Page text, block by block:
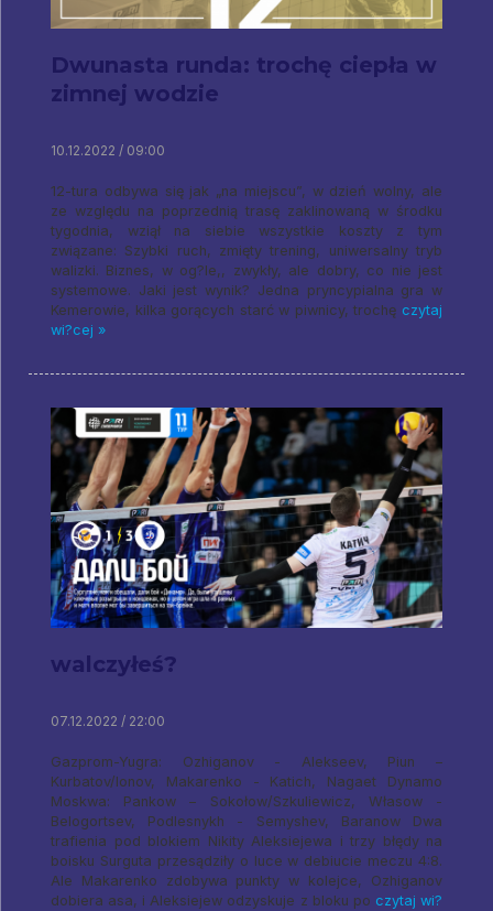
Dwunasta runda: trochę ciepła w
zimnej wodzie
10.12.2022 / 09:00
12-tura odbywa się jak „na miejscu”, w dzień wolny, ale
ze względu na poprzednią trasę zaklinowaną w środku
tygodnia, wziął na siebie wszystkie koszty z tym
związane: Szybki ruch, zmięty trening, uniwersalny tryb
walizki. Biznes, w og?le,, zwykły, ale dobry, co nie jest
systemowe. Jaki jest wynik? Jedna pryncypialna gra w
Kemerowie, kilka gorących starć w piwnicy, trochę czytaj
wi?cej »
walczyłeś?
07.12.2022 / 22:00
Gazprom-Yugra: Ozhiganov - Alekseev, Piun –
Kurbatov/Ionov, Makarenko - Katich, Nagaet Dynamo
Moskwa: Pankow – Sokołow/Szkuliewicz, Własow -
Belogortsev, Podlesnykh - Semyshev, Baranow Dwa
trafienia pod blokiem Nikity Aleksiejewa i trzy błędy na
boisku Surguta przesądziły o luce w debiucie meczu 4:8.
Ale Makarenko zdobywa punkty w kolejce, Ozhiganov
dobiera asa, i Aleksiejew odzyskuje z bloku po czytaj wi?